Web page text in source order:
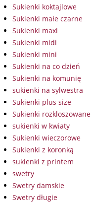
Sukienki koktajlowe
Sukienki małe czarne
Sukienki maxi
Sukienki midi
Sukienki mini
Sukienki na co dzień
Sukienki na komunię
sukienki na sylwestra
Sukienki plus size
Sukienki rozkloszowane
sukienki w kwiaty
Sukienki wieczorowe
Sukienki z koronką
sukienki z printem
swetry
Swetry damskie
Swetry długie